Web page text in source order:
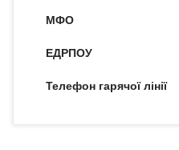
МФО
ЕДРПОУ
Телефон гарячої лінії